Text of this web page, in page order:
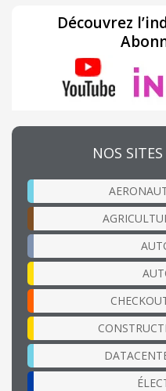
Découvrez
NOS